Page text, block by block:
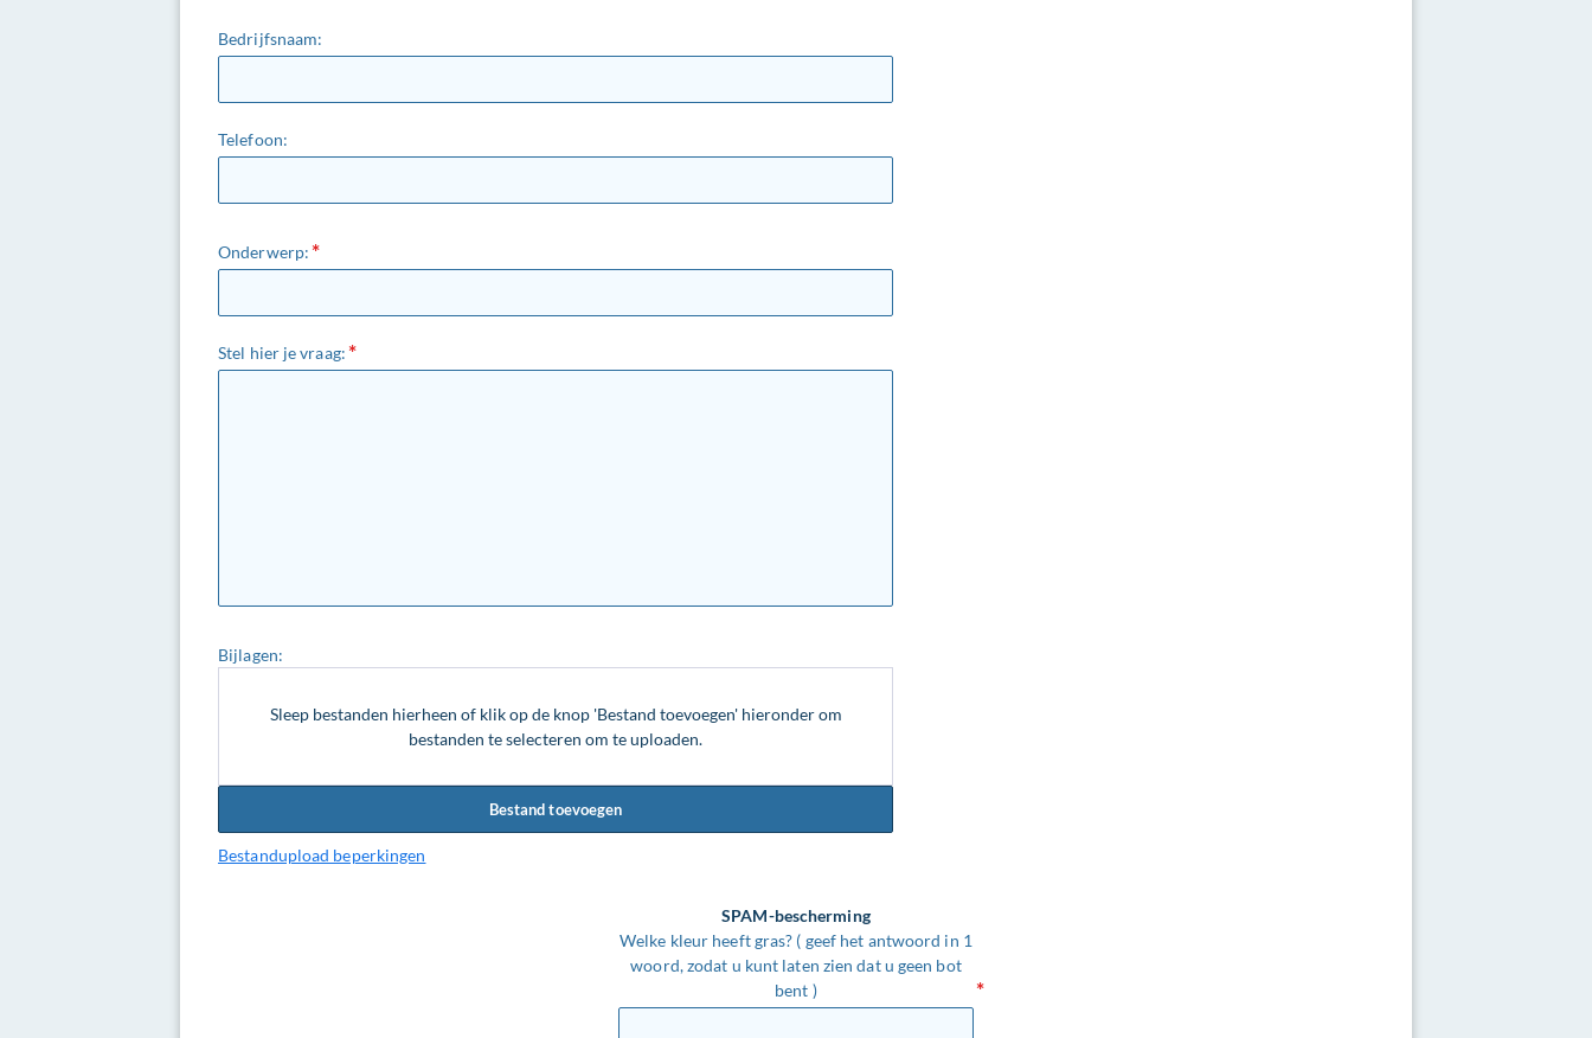
Bedrijfsnaam:
Telefoon:
Onderwerp:
Stel hier je vraag:
Bijlagen:
Sleep bestanden hierheen of klik op de knop 'Bestand toevoegen' hieronder om
bestanden te selecteren om te uploaden.
Bestand toevoegen
Bestandupload beperkingen
SPAM-bescherming
Welke kleur heeft gras? ( geef het antwoord in 1
woord, zodat u kunt laten zien dat u geen bot
bent )